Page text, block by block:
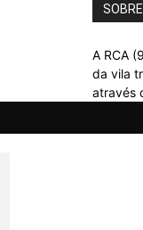
A RCA
da vila
através